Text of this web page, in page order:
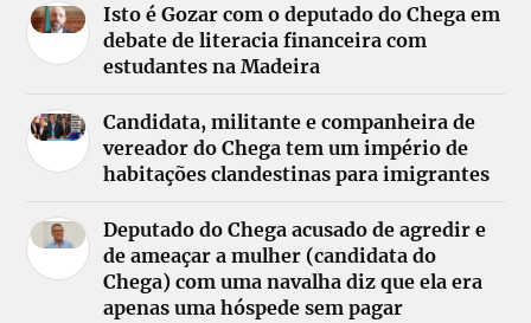
Isto é Gozar com o deputado do Chega em
debate de literacia financeira com
estudantes na Madeira
Candidata, militante e companheira de
vereador do Chega tem um império de
habitações clandestinas para imigrantes
Deputado do Chega acusado de agredir e
de ameaçar a mulher (candidata do
Chega) com uma navalha diz que ela era
apenas uma hóspede sem pagar